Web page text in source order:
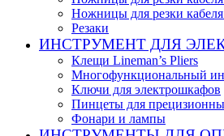
Ножницы для резки
Резаки
ИНСТРУМЕНТ ДЛЯ
Клещи Lineman’s Pliers
Многофункциональный
Ключи для электрошкафов
Пинцеты для
Фонари и лампы